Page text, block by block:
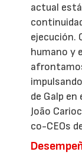
actual
ejecución.
humano y
de Galp en
João
co-CEOs